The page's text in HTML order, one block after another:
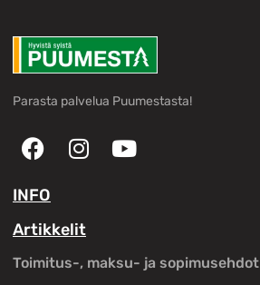
Parasta palvelua Puumestasta!
INFO
Artikkelit
Toimitus-, maksu- ja sopimusehdot